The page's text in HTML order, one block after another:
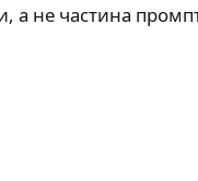
а не частина